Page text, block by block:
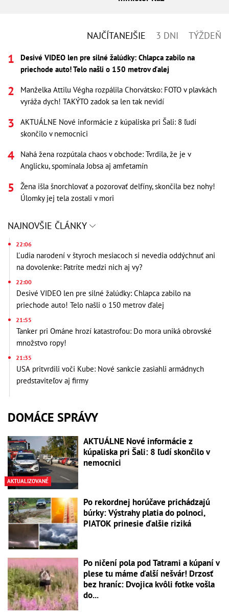
NAJČÍTANEJŠIE 3 DNI TÝŽDEŇ
Desivé VIDEO len pre silné žalúdky: Chlapca zabilo na
priechode auto! Telo našli o 150 metrov ďalej
Manželka Attilu Végha rozpálila Chorvátsko: FOTO v plavkách
vyráža dych! TAKÝTO zadok sa len tak nevidí
AKTUÁLNE Nové informácie z kúpaliska pri Šali: 8 ľudí
skončilo v nemocnici
Nahá žena rozpútala chaos v obchode: Tvrdila, že je v
Anglicku, spomínala Jobsa aj amfetamín
Žena išla šnorchlovať a pozorovať delfíny, skončila bez nohy!
Úlomky jej tela zostali v mori
NAJNOVŠIE ČLÁNKY
22:06
Ľudia narodení v štyroch mesiacoch si nevedia oddýchnuť ani
na dovolenke: Patríte medzi nich aj vy?
22:00
Desivé VIDEO len pre silné žalúdky: Chlapca zabilo na
priechode auto! Telo našli o 150 metrov ďalej
21:55
Tanker pri Ománe hrozí katastrofou: Do mora uniká obrovské
množstvo ropy!
21:35
USA pritvrdili voči Kube: Nové sankcie zasiahli armádnych
predstaviteľov aj firmy
DOMÁCE SPRÁVY
AKTUALIZOVANÉ
AKTUÁLNE Nové informácie z
kúpaliska pri Šali: 8 ľudí skončilo v
nemocnici
Po rekordnej horúčave prichádzajú
búrky: Výstrahy platia do polnoci,
PIATOK prinesie ďalšie riziká
Po ničení pola pod Tatrami a kúpaní v
plese tu máme ďalší nešvár! Drzosť
bez hraníc: Dvojica kvôli fotke vošla
do...